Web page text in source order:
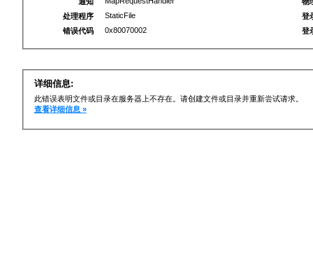
处理程序
StaticFile
错误代码
0x80070002
登
登
详细信息:
此错误表明文件或目录在服务器上不存在。请创建文件或目录并重新尝试请求。
查看详细信息 »